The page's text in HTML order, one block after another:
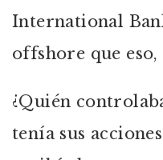
International
offshore que
¿Quién
tenía sus